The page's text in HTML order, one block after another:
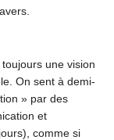
une vision
On sent à demi-
» par des
et
comme si